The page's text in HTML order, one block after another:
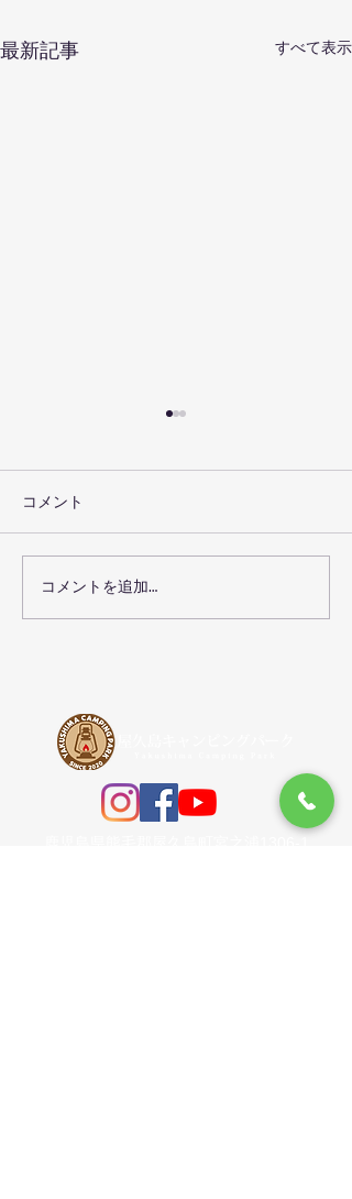
最新記事 すべて表示
手ぶらで楽しめるキャン
プセットプラン
コメント
コメントを追加…